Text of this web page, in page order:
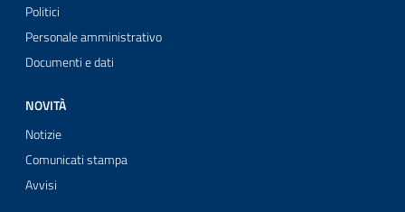
Politici
Personale amministrativo
Documenti e dati
NOVITÀ
Notizie
Comunicati stampa
Avvisi